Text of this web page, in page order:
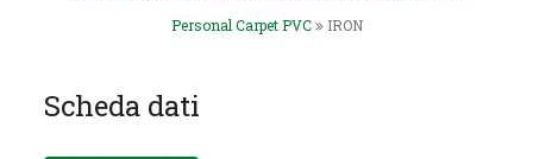
Personal Carpet PVC
IRON
Scheda dati